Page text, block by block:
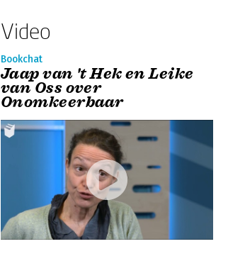
Video
Bookchat
Jaap van 't Hek en Leike
van Oss over
Onomkeerbaar